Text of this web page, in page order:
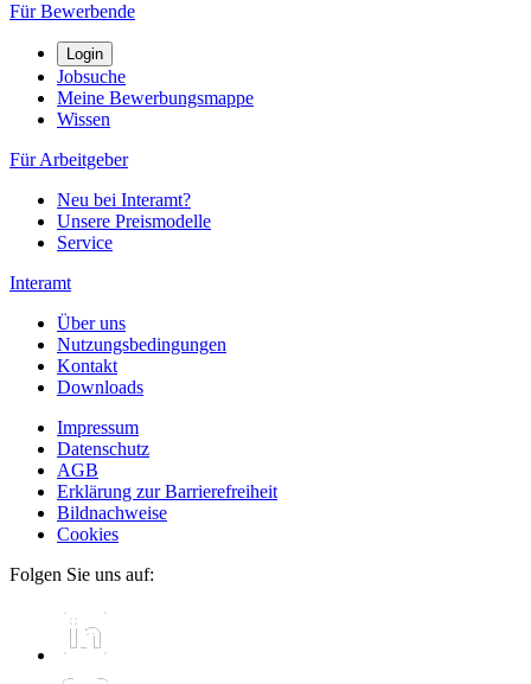
Für Bewerbende
Login
Jobsuche
Meine Bewerbungsmappe
Wissen
Für Arbeitgeber
Neu bei Interamt?
Unsere Preismodelle
Service
Interamt
Über uns
Nutzungsbedingungen
Kontakt
Downloads
Impressum
Datenschutz
AGB
Erklärung zur Barrierefreiheit
Bildnachweise
Cookies
Folgen Sie uns auf: